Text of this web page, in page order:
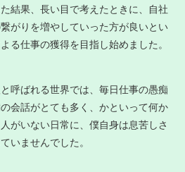
結果、長い目で考えたときに、自社
がりを増やしていった方が良いとい
る仕事の獲得を目指し始めました。
呼ばれる世界では、毎日仕事の愚痴
会話がとても多く、かといって何か
がいない日常に、僕自身は息苦しさ
いませんでした。